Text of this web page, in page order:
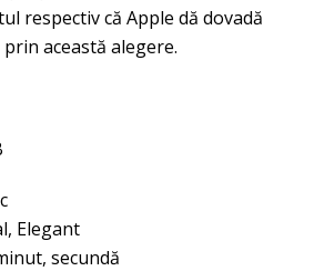
respectiv că Apple dă dovadă
această alegere.
Elegant
secundă